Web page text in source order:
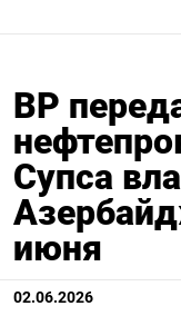
BP
Супса
июня
02.06.2026